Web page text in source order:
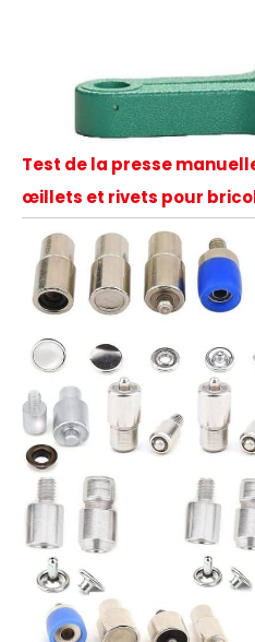
Test de la presse
œillets et rivets pour